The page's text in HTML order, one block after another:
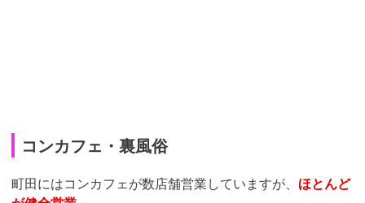
コンカフェ・裏風俗
町田にはコンカフェが数店舗営業していますが、 ほとんど